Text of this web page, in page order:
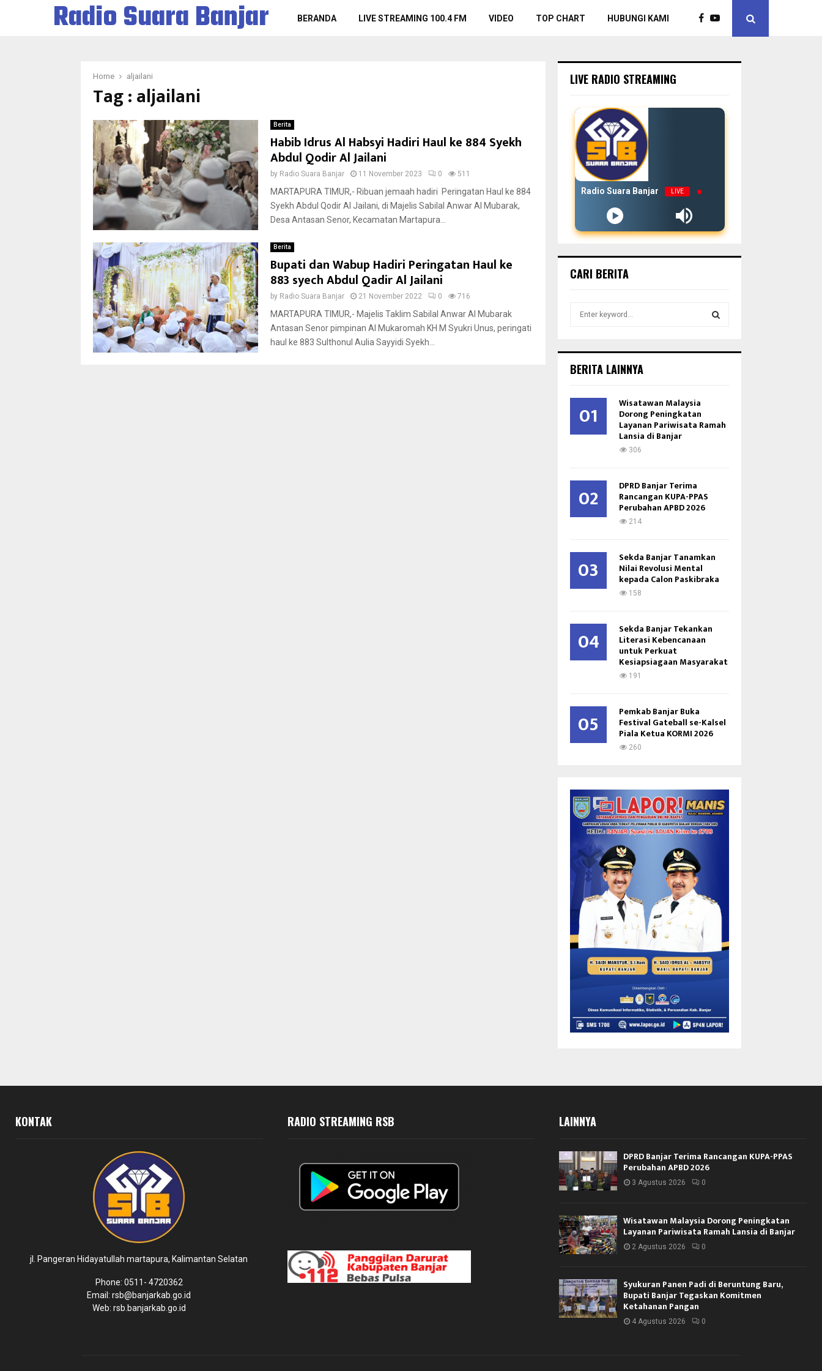
Radio Suara Banjar BERANDA LIVE STREAMING 100.4 FM VIDEO TOP CHART HUBUNGI KAMI
Home aljailani
Tag : aljailani
Berita
Habib Idrus Al Habsyi Hadiri Haul ke 884 Syekh
Abdul Qodir Al Jailani
by Radio Suara Banjar 11 November 2023 0 511
MARTAPURA TIMUR,- Ribuan jemaah hadiri Peringatan Haul ke 884
Syekh Abdul Qodir Al Jailani, di Majelis Sabilal Anwar Al Mubarak,
Desa Antasan Senor, Kecamatan Martapura...
Berita
Bupati dan Wabup Hadiri Peringatan Haul ke
883 syech Abdul Qadir Al Jailani
by Radio Suara Banjar 21 November 2022 0 716
MARTAPURA TIMUR,- Majelis Taklim Sabilal Anwar Al Mubarak
Antasan Senor pimpinan Al Mukaromah KH M Syukri Unus, peringati
haul ke 883 Sulthonul Aulia Sayyidi Syekh...
LIVE RADIO STREAMING
Radio Suara Banjar LIVE
CARI BERITA
h
o
BERITA LAINNYA
01 Wisatawan Malaysia
Dorong Peningkatan
Layanan Pariwisata Ramah
Lansia di Banjar
306
02 DPRD Banjar Terima
Rancangan KUPA-PPAS
Perubahan APBD 2026
214
03 Sekda Banjar Tanamkan
Nilai Revolusi Mental
kepada Calon Paskibraka
158
04 Sekda Banjar Tekankan
Literasi Kebencanaan
untuk Perkuat
Kesiapsiagaan Masyarakat
191
05 Pemkab Banjar Buka
Festival Gateball se-Kalsel
Piala Ketua KORMI 2026
260
KONTAK
jl. Pangeran Hidayatullah martapura, Kalimantan Selatan
Phone: 0511- 4720362
Email: rsb@banjarkab.go.id
Web: rsb.banjarkab.go.id
RADIO STREAMING RSB LAINNYA
DPRD Banjar Terima Rancangan KUPA-PPAS
Perubahan APBD 2026
3 Agustus 2026 0
Wisatawan Malaysia Dorong Peningkatan
Layanan Pariwisata Ramah Lansia di Banjar
2 Agustus 2026 0
Syukuran Panen Padi di Beruntung Baru,
Bupati Banjar Tegaskan Komitmen
Ketahanan Pangan
4 Agustus 2026 0